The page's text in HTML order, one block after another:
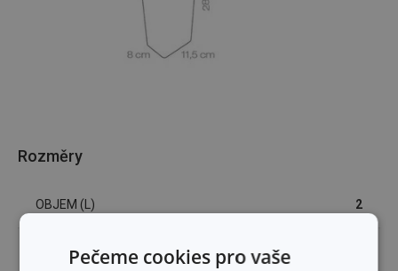
Rozměry
OBJEM (L) 2
ŠÍŘKA PRODUKTU (CM)
Pečeme cookies pro vaše